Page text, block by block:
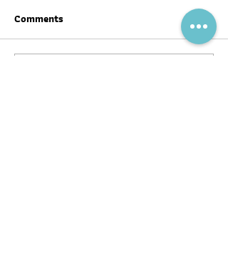
Comments